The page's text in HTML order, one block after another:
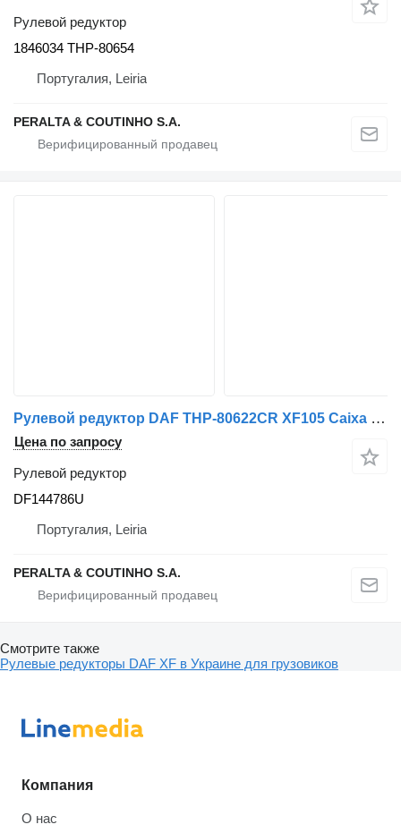
Рулевой редуктор
1846034 THP-80654
Португалия, Leiria
PERALTA & COUTINHO S.A.
Рулевой редуктор DAF THP-80622CR XF105 Caixa de Direção DF144786U для грузовика
Цена по запросу
Рулевой редуктор
DF144786U
Португалия, Leiria
PERALTA & COUTINHO S.A.
Смотрите также
Рулевые редукторы DAF XF в Украине для грузовиков
Компания
О нас